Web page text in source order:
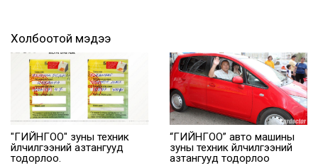
Холбоотой мэдээ
"ГИЙНГОО" зуны техник
үйлчилгээний азтангууд
тодорлоо.
“ГИЙНГОО” авто машины
зуны техник үйлчилгээний
азтангууд тодорлоо